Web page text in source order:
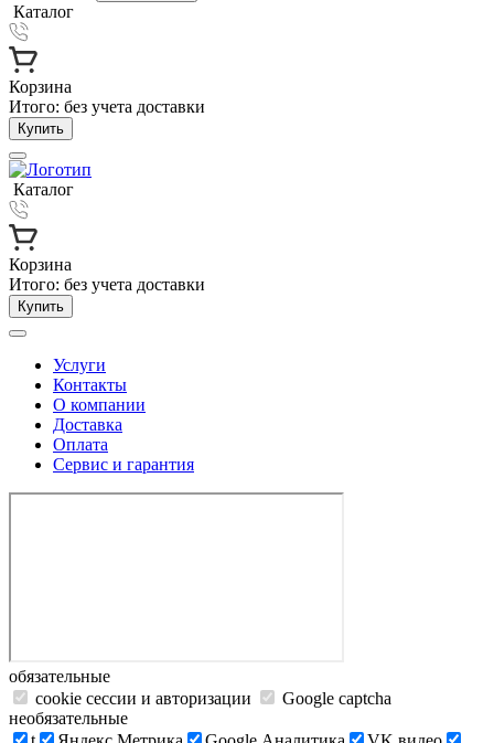
Каталог
Корзина
Итого: без учета доставки
Купить
Каталог
Корзина
Итого: без учета доставки
Купить
Услуги
Контакты
О компании
Доставка
Оплата
Сервис и гарантия
обязательные
cookie сессии и авторизации
Google captcha
необязательные